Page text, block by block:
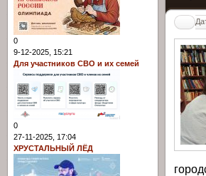
0
9-12-2025, 15:21
Для участников СВО и их семей
0
27-11-2025, 17:04
ХРУСТАЛЬНЫЙ ЛЁД